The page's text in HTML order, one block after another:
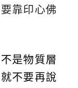
靠印心佛
是物質層
不要再說